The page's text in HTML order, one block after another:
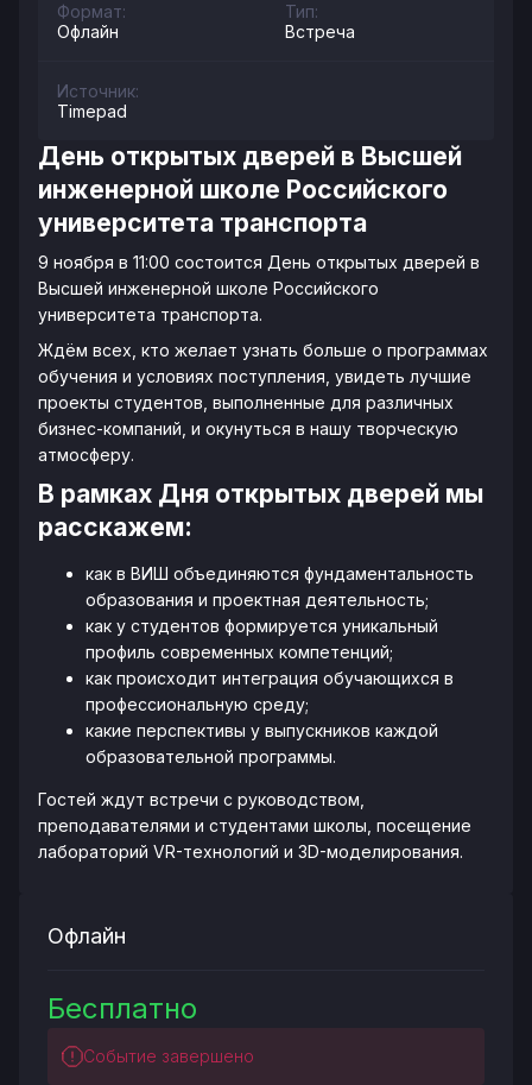
Формат:
Офлайн
Тип:
Встреча
Источник:
Timepad
День открытых дверей в Высшей
инженерной школе Российского
университета транспорта
9 ноября в 11:00 состоится День открытых дверей в
Высшей инженерной школе Российского
университета транспорта.
Ждём всех, кто желает узнать больше о программах
обучения и условиях поступления, увидеть лучшие
проекты студентов, выполненные для различных
бизнес-компаний, и окунуться в нашу творческую
атмосферу.
В рамках Дня открытых дверей мы
расскажем:
как в ВИШ объединяются фундаментальность
образования и проектная деятельность;
как у студентов формируется уникальный
профиль современных компетенций;
как происходит интеграция обучающихся в
профессиональную среду;
какие перспективы у выпускников каждой
образовательной программы.
Гостей ждут встречи с руководством,
преподавателями и студентами школы, посещение
лабораторий VR-технологий и 3D-моделирования.
Офлайн
Бесплатно
Событие завершено